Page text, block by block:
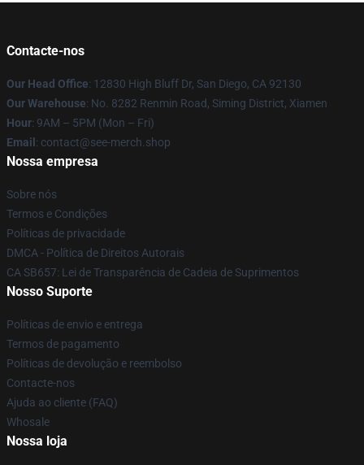
Contacte-nos
Our Head Office: 12830 High Bluff Dr, San Diego, CA 92130
Our Warehouse: No. 8282 Renmin Road, Siming District, Xiamen
Hour: 9AM – 5PM (Mon – Fri)
Email : contact@see-merch.shop
Nossa empresa
Sobre nós
Termos e Condições
Políticas de privacidade
DMCA - Política de Direitos Autorais
CA SB657: Lei de Transparência de Cadeia de Suprimentos
Nosso Suporte
Políticas de envio e entrega
Termos de pagamento
Políticas de devolução e reembolso
Contacte-nos
Ajuda ao cliente (FAQ)
Whosale
Nossa loja